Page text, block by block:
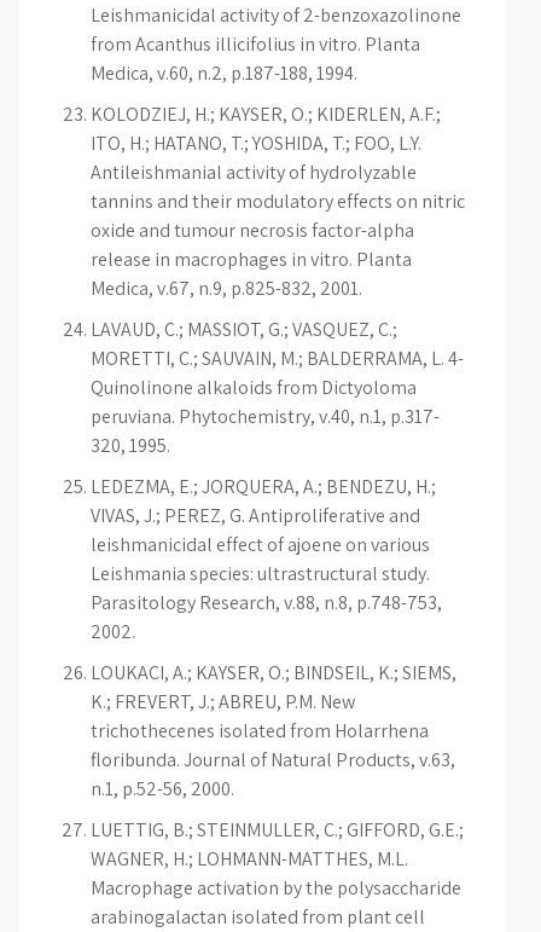
Leishmanicidal activity of 2-benzoxazolinone
from Acanthus illicifolius in vitro. Planta
Medica, v.60, n.2, p.187-188, 1994.
KOLODZIEJ, H.; KAYSER, O.; KIDERLEN, A.F.;
ITO, H.; HATANO, T.; YOSHIDA, T.; FOO, L.Y.
Antileishmanial activity of hydrolyzable
tannins and their modulatory effects on nitric
oxide and tumour necrosis factor-alpha
release in macrophages in vitro. Planta
Medica, v.67, n.9, p.825-832, 2001.
LAVAUD, C.; MASSIOT, G.; VASQUEZ, C.;
MORETTI, C.; SAUVAIN, M.; BALDERRAMA, L. 4-
Quinolinone alkaloids from Dictyoloma
peruviana. Phytochemistry, v.40, n.1, p.317-
320, 1995.
LEDEZMA, E.; JORQUERA, A.; BENDEZU, H.;
VIVAS, J.; PEREZ, G. Antiproliferative and
leishmanicidal effect of ajoene on various
Leishmania species: ultrastructural study.
Parasitology Research, v.88, n.8, p.748-753,
2002.
LOUKACI, A.; KAYSER, O.; BINDSEIL, K.; SIEMS,
K.; FREVERT, J.; ABREU, P.M. New
trichothecenes isolated from Holarrhena
floribunda. Journal of Natural Products, v.63,
n.1, p.52-56, 2000.
LUETTIG, B.; STEINMULLER, C.; GIFFORD, G.E.;
WAGNER, H.; LOHMANN-MATTHES, M.L.
Macrophage activation by the polysaccharide
arabinogalactan isolated from plant cell